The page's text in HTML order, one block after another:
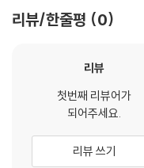
시료 물질의 명명과 그 기원의
미국 조사팀의 관심과 변화
실험, 검증, 재현의 과학 활동
데이터 검증, 실험 재현성,
6장. 지진파: 방법론의 선택
리의 유일성, 실재성에 대한
보여준다. “절차주의적 민
는 하버마스는 ‘상호이해를
술에는 비판 가능한 타당성
게 입증된 타당성’으로 이해
그 논쟁의 전개과정과 그 성
이다(학위논문 《천안함 ‘과
박사학위 논문상’(8명 수상
『천안함의 과학 블랙박스를
료와 흔적을 한자리에 모아
건의 진실은 무엇인가’라는
리뷰/한줄평 0
리뷰
첫번째 리뷰어가
되어주세요.
리뷰 쓰기